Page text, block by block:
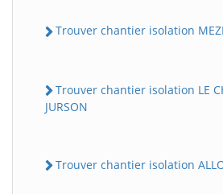
Trouver chantier isolation
Trouver chantier isolation LE
JURSON
Trouver chantier isolation